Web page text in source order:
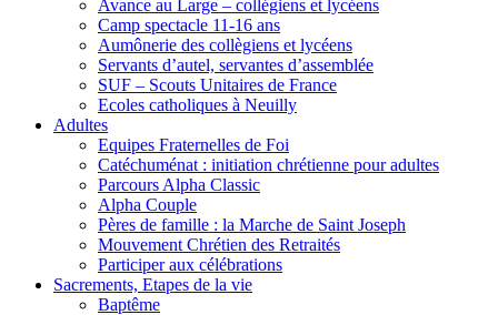
Avance au Large – collégiens et lycéens
Camp spectacle 11-16 ans
Aumônerie des collègiens et lycéens
Servants d’autel, servantes d’assemblée
SUF – Scouts Unitaires de France
Ecoles catholiques à Neuilly
Adultes
Equipes Fraternelles de Foi
Catéchuménat : initiation chrétienne pour adultes
Parcours Alpha Classic
Alpha Couple
Pères de famille : la Marche de Saint Joseph
Mouvement Chrétien des Retraités
Participer aux célébrations
Sacrements, Etapes de la vie
Baptême